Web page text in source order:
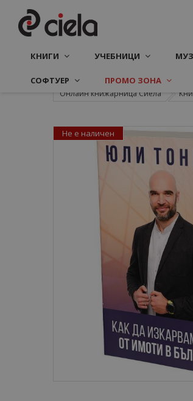
КНИГИ УЧЕБНИЦИ
СОФТУЕР ПРОМО ЗОНА
Онлайн книжарница Сиела
Не е наличен